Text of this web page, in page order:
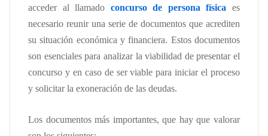
acceder al llamado concurso de persona física es
necesario reunir una serie de documentos que acrediten
su situación económica y financiera. Estos documentos
son esenciales para analizar la viabilidad de presentar el
concurso y en caso de ser viable para iniciar el proceso
y solicitar la exoneración de las deudas.
Los documentos más importantes, que hay que valorar